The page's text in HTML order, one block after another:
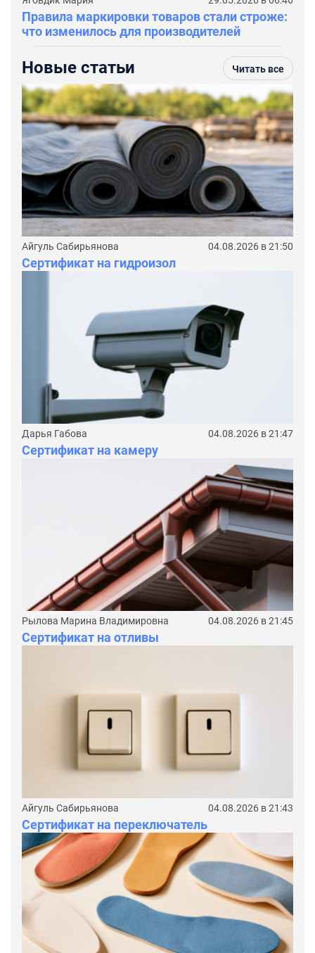
Правила маркировки товаров стали строже:
что изменилось для производителей
Новые статьи Читать все
Айгуль Сабирьянова 04.08.2026 в 21:50
Сертификат на гидроизол
Дарья Габова 04.08.2026 в 21:47
Сертификат на камеру
Рылова Марина Владимировна 04.08.2026 в 21:45
Сертификат на отливы
Айгуль Сабирьянова 04.08.2026 в 21:43
Сертификат на переключатель